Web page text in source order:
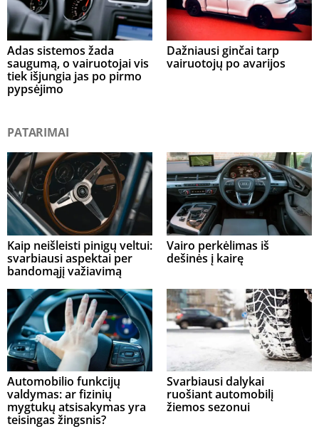
Adas sistemos žada
saugumą, o vairuotojai vis
tiek išjungia jas po pirmo
pypsėjimo
Dažniausi ginčai tarp
vairuotojų po avarijos
PATARIMAI
Kaip neišleisti pinigų veltui:
svarbiausi aspektai per
bandomąjį važiavimą
Vairo perkėlimas iš
dešinės į kairę
Automobilio funkcijų
valdymas: ar fizinių
mygtukų atsisakymas yra
teisingas žingsnis?
Svarbiausi dalykai
ruošiant automobilį
žiemos sezonui